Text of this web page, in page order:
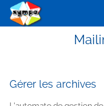
Gérer les archives